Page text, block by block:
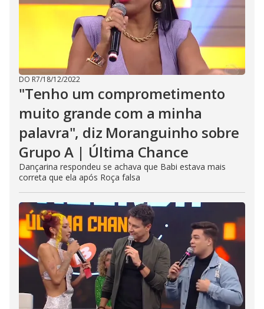
DO R7/18/12/2022
"Tenho um comprometimento
muito grande com a minha
palavra", diz Moranguinho sobre
Grupo A | Última Chance
Dançarina respondeu se achava que Babi estava mais
correta que ela após Roça falsa